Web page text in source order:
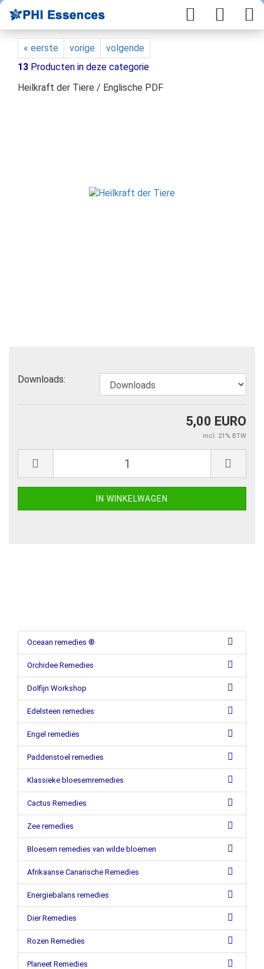
« eerste vorige
volgende
13 Producten in deze categorie
Heilkraft der Tiere / Englische PDF
Downloads:
5,00 EURO
incl. 21% BTW
Oceaan remedies ®
Orchidee Remedies
Dolfijn Workshop
Edelsteen remedies
Engel remedies
Paddenstoel remedies
Klassieke bloesemremedies
Cactus Remedies
Zee remedies
Bloesem remedies van wilde bloemen
Afrikaanse Canarische Remedies
Energiebalans remedies
Dier Remedies
Rozen Remedies
Planeet Remedies